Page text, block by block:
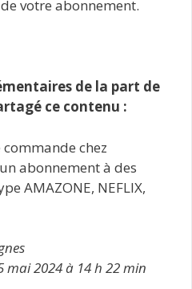
votre abonnement.
de la part de
ce contenu :
commande chez
abonnement à des
AMAZONE, NEFLIX,
mai 2024 à 14 h 22 min